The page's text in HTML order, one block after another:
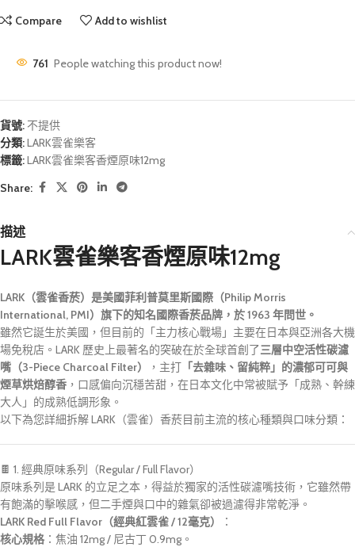
Compare Add to wishlist
761 People watching this product now!
貨號: 不提供
分類:LARK雲雀樂客
標籤:LARK雲雀樂客香煙原味12mg
Share:
描述
LARK雲雀樂客香煙原味12mg
LARK（雲雀香菸）是美國菲利普莫里斯國際（Philip Morris
International, PMI）旗下的知名國際香菸品牌，於 1963 年問世。
雖然它誕生於美國，但目前的「主力核心戰場」主要在日本與亞洲各大機
場免稅店。LARK 歷史上最著名的突破在於全球首創了三層中空活性碳濾
嘴（3-Piece Charcoal Filter）
，主打 「去雜味、留純粹」的濃郁可可與
煙草烘焙醇香 ，口感偏向沉穩苦甜，在日本文化中常被賦予「成熟、幹練
大人」的成熟低調形象 。
以下為您詳細拆解 LARK（雲雀）香菸目前主流的核心種類與口味分類：
🍫 1. 經典原味系列（Regular / Full Flavor）
原味系列是 LARK 的立足之本，得益於獨家的活性碳濾嘴技術，它雖然帶
有飽滿的擊喉感，但二手煙與口中的雜氣卻被過濾得非常乾淨。
LARK Red Full Flavor（經典紅雲雀 / 12毫克）
：
核心規格 ：焦油 12mg / 尼古丁 0.9mg。